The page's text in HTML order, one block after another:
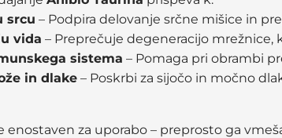
srcu – Podpira delovanje srčne mišice in
vida – Preprečuje degeneracijo mrežnice,
sistema – Pomaga pri obrambi
in dlake – Poskrbi za sijočo in močno
enostaven za uporabo – preprosto ga